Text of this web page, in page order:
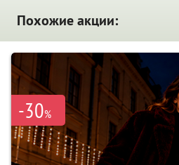
Похожие акции:
-30%